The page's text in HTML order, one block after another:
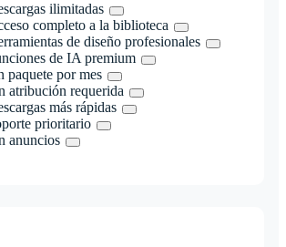
ilimitadas
completo a la biblioteca
de diseño profesionales
de IA premium
paquete por mes
atribución requerida
más rápidas
prioritario
anuncios